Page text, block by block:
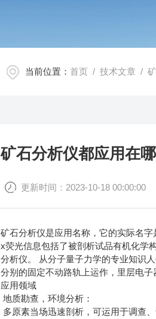
当前位置：首页 /技术文章 /
矿石分析仪都应用在
更新时间：2023-10-18 00:00:00
矿石分析仪是应用名称，它的实际名
x荧光信息包括了被剖析试品有机化学
分析仪。 从分子量子力学的专业知识
分别的固定不动路轨上运作，里层电子
应用领域
地质勘查，环境分析：
多原素当场迅速剖析，可运用于调查